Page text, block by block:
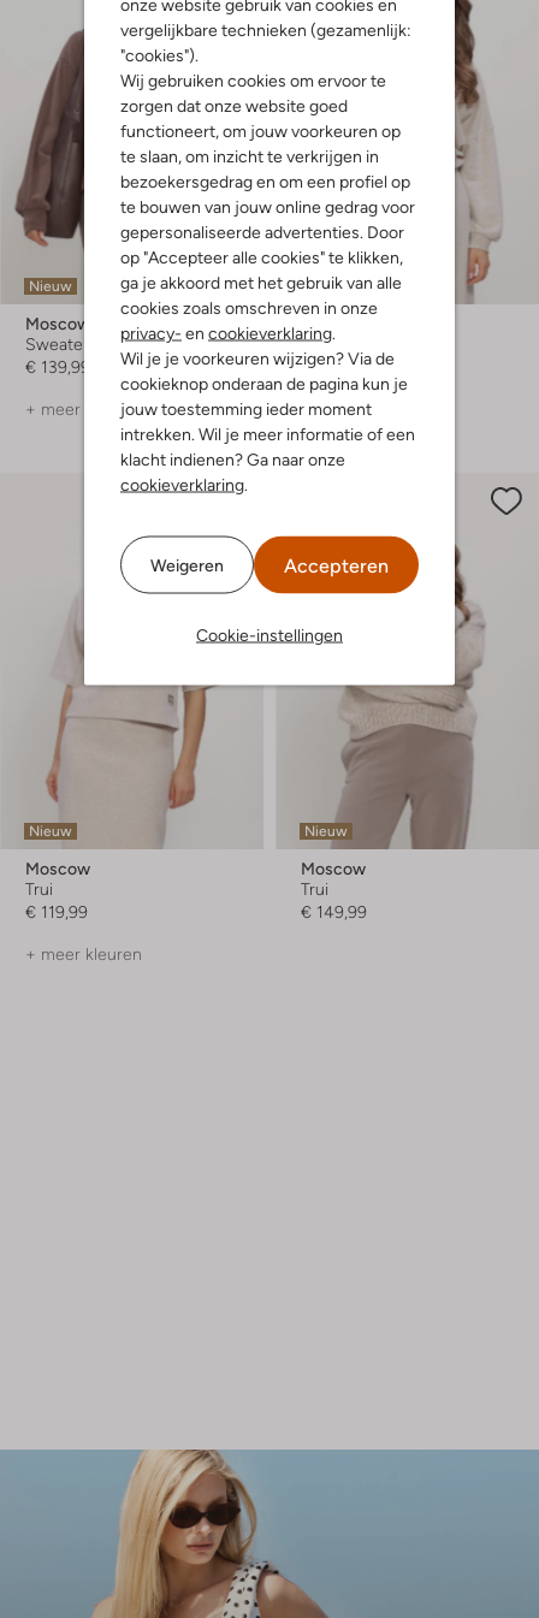
onze website gebruik van cookies en
vergelijkbare technieken (gezamenlijk:
"cookies").
Wij gebruiken cookies om ervoor te
zorgen dat onze website goed
functioneert, om jouw voorkeuren op
te slaan, om inzicht te verkrijgen in
bezoekersgedrag en om een profiel op
te bouwen van jouw online gedrag voor
gepersonaliseerde advertenties. Door
op "Accepteer alle cookies" te klikken,
ga je akkoord met het gebruik van alle
cookies zoals omschreven in onze
privacy- en cookieverklaring.
Wil je je voorkeuren wijzigen? Via de
cookieknop onderaan de pagina kun je
jouw toestemming ieder moment
intrekken. Wil je meer informatie of een
klacht indienen? Ga naar onze
cookieverklaring.
Weigeren Accepteren
Cookie-instellingen
Nieuw
Moscow
Sweater
€ 139,99
+ meer kleuren
Nieuw
Moscow
Trui
€ 149,99
Nieuw
Moscow
Trui
€ 119,99
+ meer kleuren
Nieuw
Moscow
Trui
€ 149,99